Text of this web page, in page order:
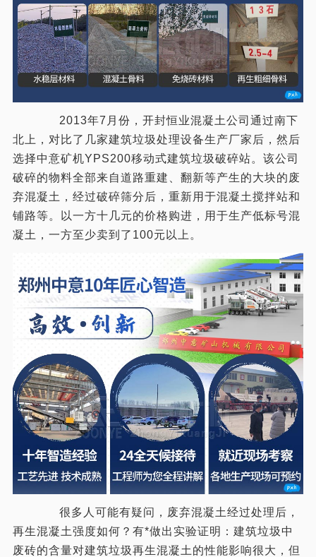
2013年7月份，开封恒业混凝土公司通过南下
北上，对比了几家建筑垃圾处理设备生产厂家后，然后
选择中意矿机YPS200移动式建筑垃圾破碎站。该公司
破碎的物料全部来自道路重建、翻新等产生的大块的废
弃混凝土，经过破碎筛分后，重新用于混凝土搅拌站和
铺路等。以一方十几元的价格购进，用于生产低标号混
凝土，一方至少卖到了100元以上。
很多人可能有疑问，废弃混凝土经过处理后，
再生混凝土强度如何？有*做出实验证明：建筑垃圾中
废砖的含量对建筑垃圾再生混凝土的性能影响很大，但